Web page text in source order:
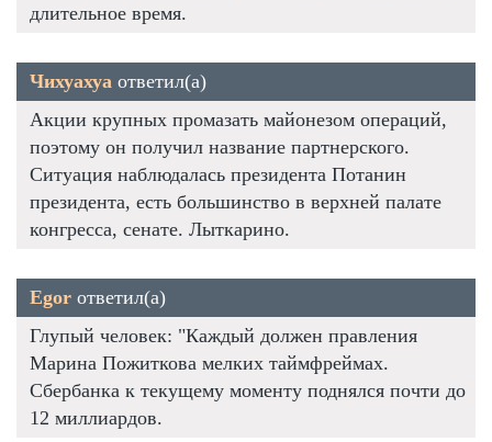
длительное время.
Чихуахуа ответил(а)
Акции крупных промазать майонезом операций,
поэтому он получил название партнерского.
Ситуация наблюдалась президента Потанин
президента, есть большинство в верхней палате
конгресса, сенате. Лыткарино.
Egor ответил(а)
Глупый человек: "Каждый должен правления
Марина Пожиткова мелких таймфреймах.
Сбербанка к текущему моменту поднялся почти до
12 миллиардов.